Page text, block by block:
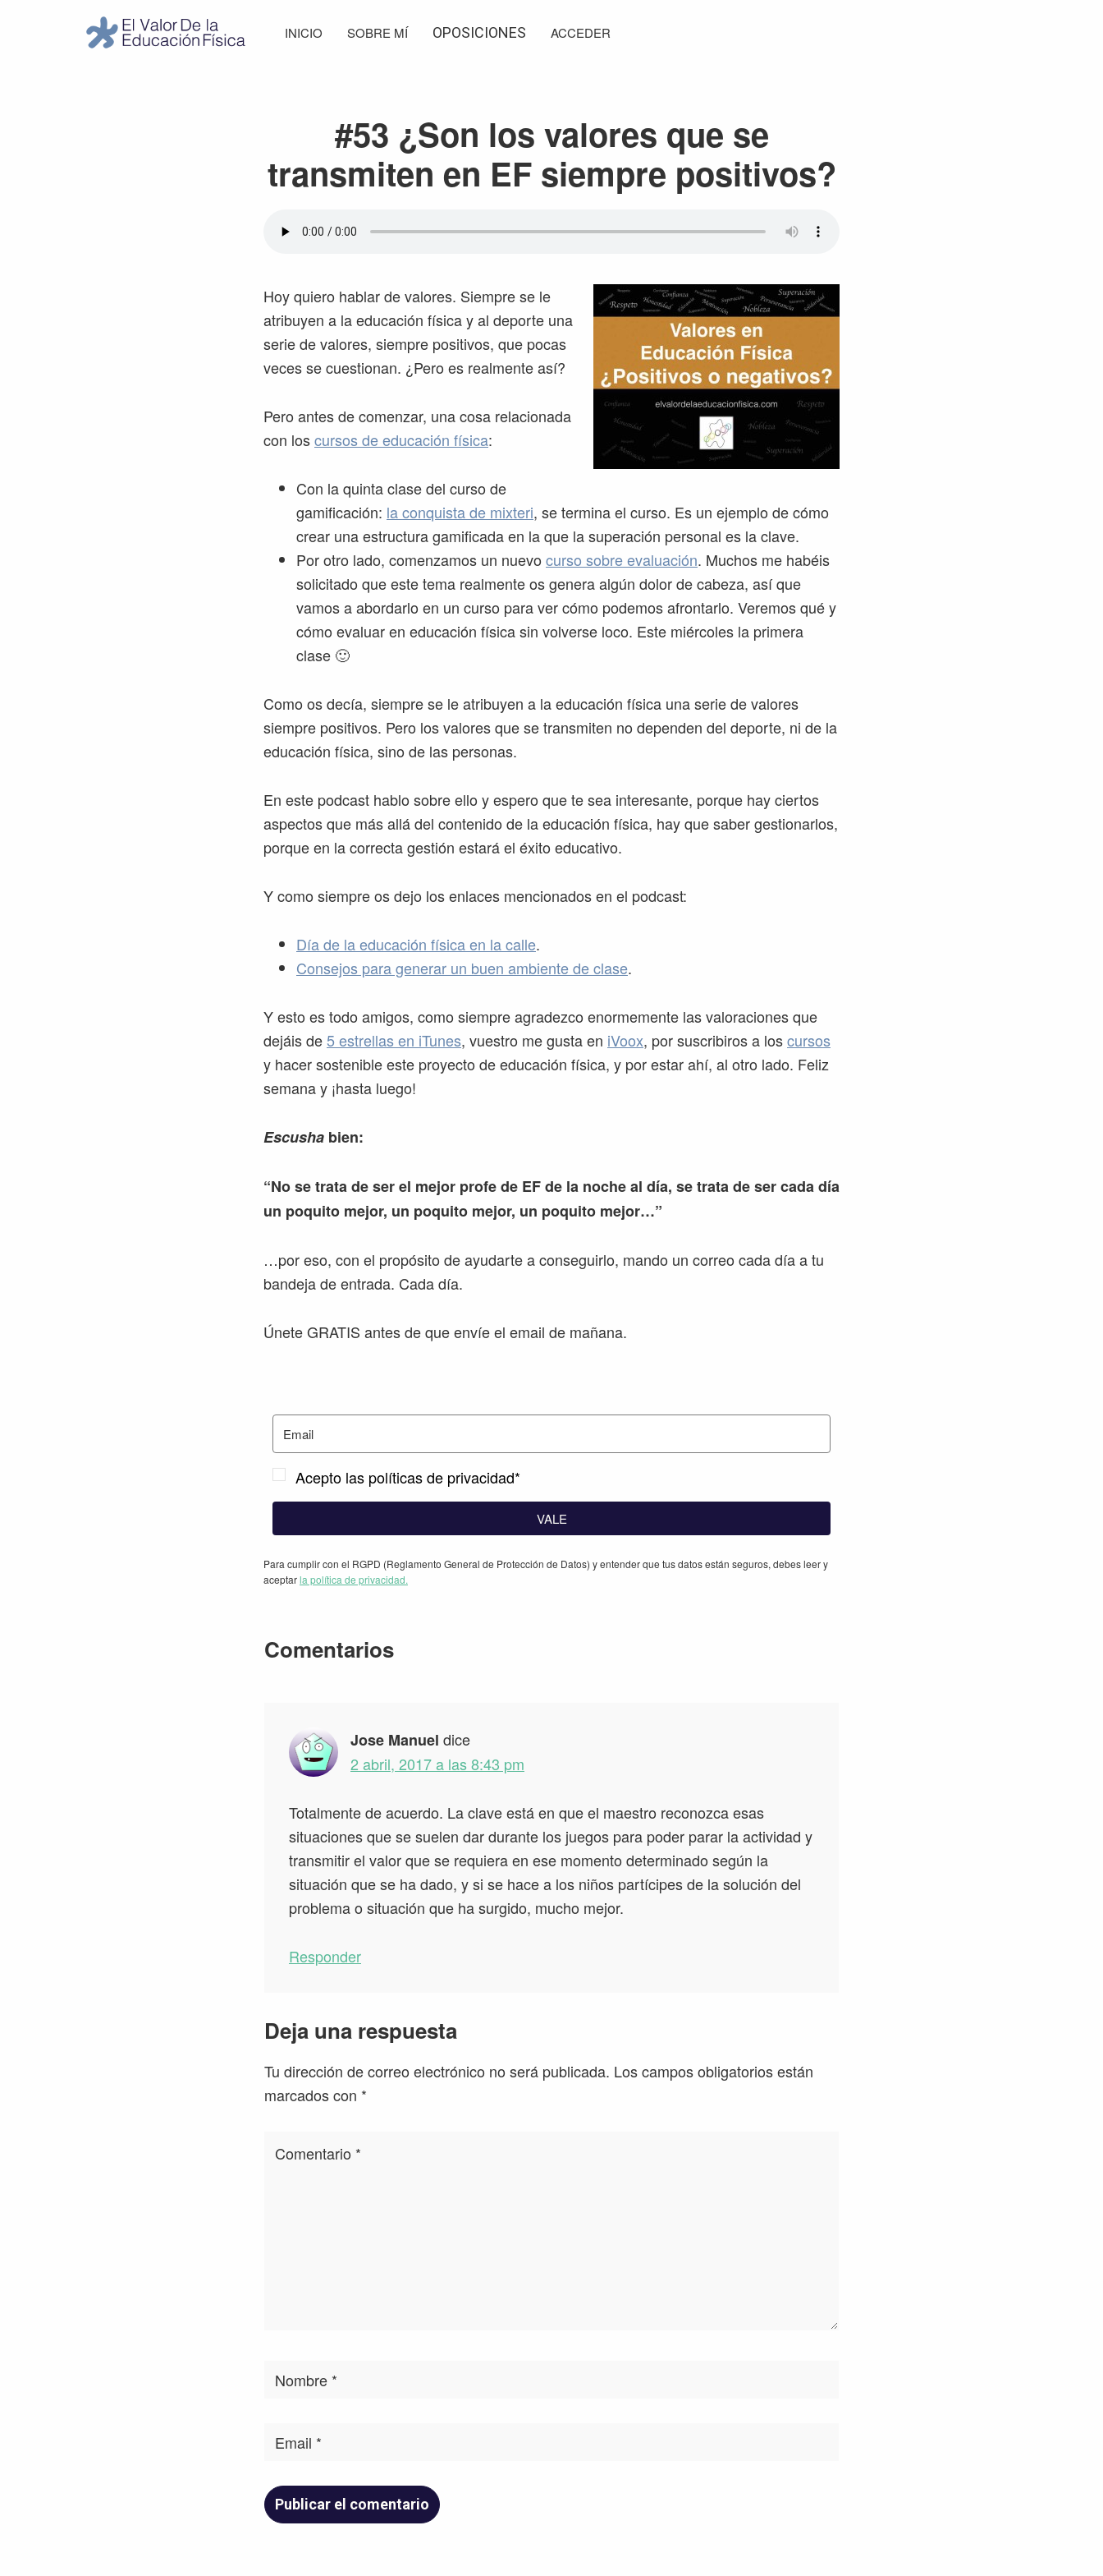
INICIO SOBRE MÍ OPOSICIONES ACCEDER
#53 ¿Son los valores que se
transmiten en EF siempre positivos?
Hoy quiero hablar de valores. Siempre se le
atribuyen a la educación física y al deporte una
serie de valores, siempre positivos, que pocas
veces se cuestionan. ¿Pero es realmente así?
Pero antes de comenzar, una cosa relacionada
con loscursos de educación física:
Con la quinta clase del curso de
gamificación: la conquista de mixteri, se termina el curso. Es un ejemplo de cómo
crear una estructura gamificada en la que la superación personal es la clave.
Por otro lado, comenzamos un nuevo curso sobre evaluación. Muchos me habéis
solicitado que este tema realmente os genera algún dolor de cabeza, así que
vamos a abordarlo en un curso para ver cómo podemos afrontarlo. Veremos qué y
cómo evaluar en educación física sin volverse loco. Este miércoles la primera
clase 🙂
Como os decía, siempre se le atribuyen a la educación física una serie de valores
siempre positivos. Pero los valores que se transmiten no dependen del deporte, ni de la
educación física, sino de las personas.
En este podcast hablo sobre ello y espero que te sea interesante, porque hay ciertos
aspectos que más allá del contenido de la educación física, hay que saber gestionarlos,
porque en la correcta gestión estará el éxito educativo.
Y como siempre os dejo los enlaces mencionados en el podcast:
Día de la educación física en la calle.
Consejos para generar un buen ambiente de clase.
Y esto es todo amigos, como siempre agradezco enormemente las valoraciones que
dejáis de5 estrellas en iTunes, vuestro me gusta en iVoox, por suscribiros a loscursos
y hacer sostenible este proyecto de educación física, y por estar ahí, al otro lado. Feliz
semana y ¡hasta luego!
Escusha bien:
“No se trata de ser el mejor profe de EF de la noche al día, se trata de ser cada día
un poquito mejor, un poquito mejor, un poquito mejor…”
…por eso, con el propósito de ayudarte a conseguirlo, mando un correo cada día a tu
bandeja de entrada. Cada día.
Únete GRATIS antes de que envíe el email de mañana.
Acepto las políticas de privacidad*
VALE
Para cumplir con el RGPD (Reglamento General de Protección de Datos) y entender que tus datos están seguros, debes leer y
aceptarla política de privacidad.
Interacciones
lectores
Comentarios
Jose Manuel dice
2 abril, 2017 a las 8:43 pm
Totalmente de acuerdo. La clave está en que el maestro reconozca esas
situaciones que se suelen dar durante los juegos para poder parar la actividad y
transmitir el valor que se requiera en ese momento determinado según la
situación que se ha dado, y si se hace a los niños partícipes de la solución del
problema o situación que ha surgido, mucho mejor.
Responder
Deja una respuesta
Tu dirección de correo electrónico no será publicada. Los campos obligatorios están
marcados con *